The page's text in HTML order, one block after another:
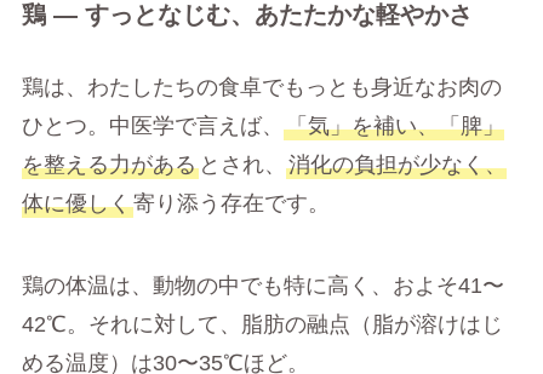
鶏 ― すっとなじむ、あたたかな軽やかさ
鶏は、わたしたちの食卓でもっとも身近なお肉の
ひとつ。中医学で言えば、 「気」を補い、「脾」
を整える力があるとされ、 消化の負担が少なく、
体に優しく寄り添う存在です。
鶏の体温は、動物の中でも特に高く、およそ41〜
42℃。それに対して、脂肪の融点（脂が溶けはじ
める温度）は30〜35℃ほど。